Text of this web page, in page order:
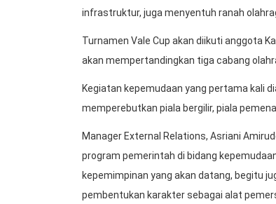
infrastruktur, juga menyentuh ranah
Turnamen Vale Cup akan diikuti anggota
akan mempertandingkan tiga cabang
Kegiatan kepemudaan yang pertama kali
memperebutkan piala bergilir, piala
Manager External Relations, Asriani
program pemerintah di bidang
kepemimpinan yang akan datang, begitu
pembentukan karakter sebagai alat